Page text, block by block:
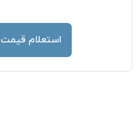
استعلام قیمت